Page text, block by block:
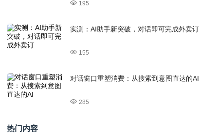
195
实测：AI助手新突破，对话即可完成外卖订
155
对话窗口重塑消费：从搜索到意图直达的AI
285
热门内容